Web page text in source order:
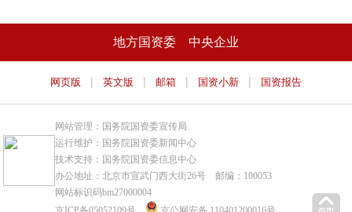
地方国资委 中央企业
网页版 | 英文版 | 邮箱 | 国资小新 | 国资报告
网站管理：国务院国资委宣传局
运行维护：国务院国资委新闻中心
技术支持：国务院国资委信息中心
办公地址：北京市宣武门西大街26号 邮编：100053
网站标识码bm27000004